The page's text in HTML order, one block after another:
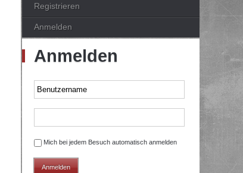
Registrieren
Anmelden
Anmelden
Mich bei jedem Besuch automatisch anmelden